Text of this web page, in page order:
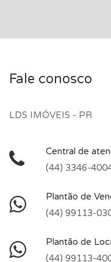
Fale conosco
LDS IMÓVEIS - PR
Central de
(44) 3346-
Plantão de
(44) 99113-
Plantão de
(44) 99113-